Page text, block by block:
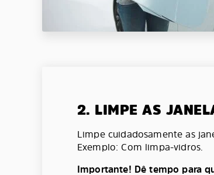
2. LIMPE AS
Limpe cuidadosamente as
Exemplo: Com limpa-vidros.
Importante! Dê tempo para